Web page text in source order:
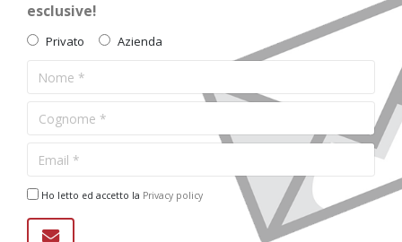
esclusive!
Privato Azienda
Ho letto ed accetto la Privacy policy